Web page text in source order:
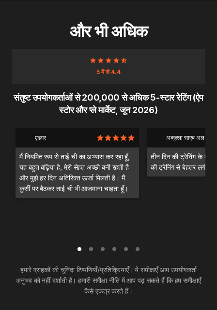
और भी अधिक
5 में से 4.4
संतुष्ट उपयोगकर्ताओं से 200,000 से अधिक 5-स्टार रेटिंग (ऐप
स्टोर और प्ले मार्केट, जून 2026)
एडगर
मैं नियमित रूप से ताई ची का अभ्यास कर रहा हूँ,
यह बहुत बढ़िया है, मेरी सेहत अच्छी बनी रहती है
और मुझे हर दिन अतिरिक्त ऊर्जा मिलती है। मैं
कुर्सी पर बैठकर ताई ची भी आजमाना चाहता हूँ।
अब्दुल्ला साएब अल दंदशी
तीन दिन की ट्रेनिंग के बाद
की ट्रेनिंग से बेहतर लगी।
हमारे ग्राहकों की चुनिंदा टिप्पणियाँ/प्रतिक्रियाएँ। ये समीक्षाएँ आम उपयोगकर्ता
अनुभव को नहीं दर्शाती हैं। हमारी समीक्षा नीति में आप पढ़ सकते हैं कि हम समीक्षाएँ
कैसे एकत्र करते हैं।